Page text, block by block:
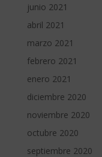
junio 2021
abril 2021
marzo 2021
febrero 2021
enero 2021
diciembre 2020
noviembre 2020
octubre 2020
septiembre 2020